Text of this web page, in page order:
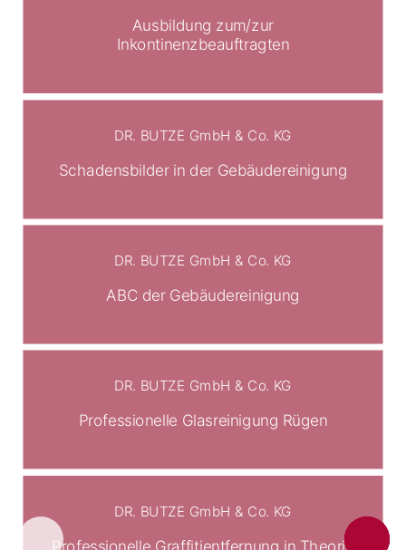
Ausbildung zum/zur
Inkontinenzbeauftragten
DR. BUTZE GmbH & Co. KG
Schadensbilder in der Gebäudereinigung
DR. BUTZE GmbH & Co. KG
ABC der Gebäudereinigung
DR. BUTZE GmbH & Co. KG
Professionelle Glasreinigung Rügen
DR. BUTZE GmbH & Co. KG
Professionelle Graffitientfernung in Theorie